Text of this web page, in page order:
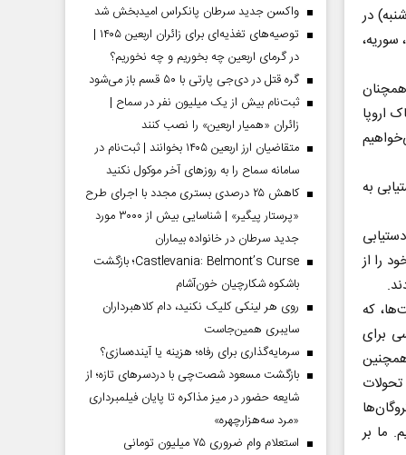
در
سوریه،
اروپا
به
را از
که
برای
ما بر
واکسن جدید سرطان پانکراس امیدبخش شد
توصیه‌های تغذیه‌ای برای زائران اربعین ۱۴۰۵ |
در گرمای اربعین چه بخوریم و چه نخوریم؟
گره قتل در دی‌جی پارتی با ۵۰ قسم باز می‌شود
ثبت‌نام بیش از یک میلیون نفر در سماح |
زائران «همیار اربعین» را نصب کنند
متقاضیان ارز اربعین ۱۴۰۵ بخوانند | ثبت‌نام در
سامانه سماح را به روز‌های آخر موکول نکنید
کاهش ۲۵ درصدی بستری مجدد با اجرای طرح
«پرستار پیگیر» | شناسایی بیش از ۳۰۰۰ مورد
جدید سرطان در خانواده بیماران
Castlevania: Belmont’s Curse؛ بازگشت
باشکوه شکارچیان خون‌آشام
روی هر لینکی کلیک نکنید، دام کلاهبرداران
سایبری همین‌جاست
سرمایه‌گذاری برای رفاه؛ هزینه یا آینده‌سازی؟
بازگشت مسعود شصت‌چی با دردسر‌های تازه؛ از
شایعه حضور در میز مذاکره تا پایان فیلمبرداری
«مرد سه‌هزارچهره»
استعلام وام ضروری ۷۵ میلیون تومانی